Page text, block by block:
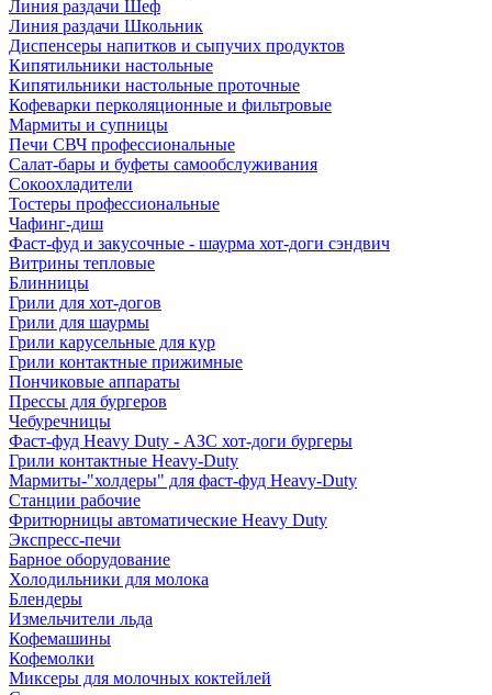
Линия раздачи Шеф
Линия раздачи Школьник
Диспенсеры напитков и сыпучих продуктов
Кипятильники настольные
Кипятильники настольные проточные
Кофеварки перколяционные и фильтровые
Мармиты и супницы
Печи СВЧ профессиональные
Салат-бары и буфеты самообслуживания
Сокоохладители
Тостеры профессиональные
Чафинг-диш
Фаст-фуд и закусочные - шаурма хот-доги сэндвич
Витрины тепловые
Блинницы
Грили для хот-догов
Грили для шаурмы
Грили карусельные для кур
Грили контактные прижимные
Пончиковые аппараты
Прессы для бургеров
Чебуречницы
Фаст-фуд Heavy Duty - АЗС хот-доги бургеры
Грили контактные Heavy-Duty
Мармиты-"холдеры" для фаст-фуд Heavy-Duty
Станции рабочие
Фритюрницы автоматические Heavy Duty
Экспресс-печи
Барное оборудование
Холодильники для молока
Блендеры
Измельчители льда
Кофемашины
Кофемолки
Миксеры для молочных коктейлей